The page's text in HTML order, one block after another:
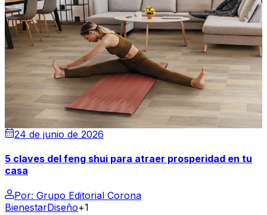
24 de junio de 2026
5 claves del feng shui para atraer prosperidad en tu
casa
Por: Grupo Editorial Corona
BienestarDiseño+1